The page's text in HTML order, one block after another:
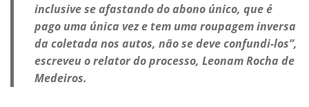
inclusive se afastando do abono único, que é
pago uma única vez e tem uma roupagem inversa
da coletada nos autos, não se deve confundi-los”,
escreveu o relator do processo, Leonam Rocha de
Medeiros.